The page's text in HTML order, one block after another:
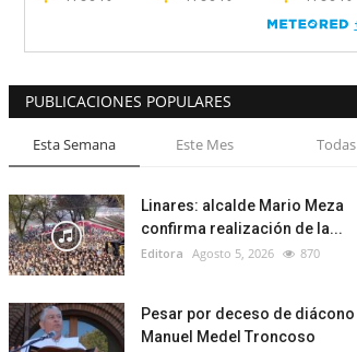
PUBLICACIONES POPULARES
Esta Semana Este Mes Todas
Linares: alcalde Mario Meza
confirma realización de la...
Editora Agosto 5, 2026 870
Pesar por deceso de diácono
Manuel Medel Troncoso